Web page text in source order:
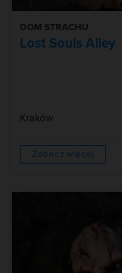
DOM STRACHU
Lost Souls Alley
Kraków
Zobacz więcej